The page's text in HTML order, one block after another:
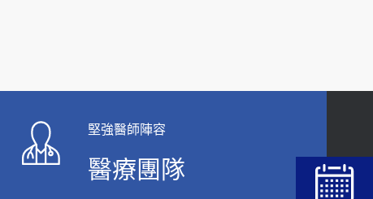
大吃大喝、肥胖害到膽囊！膽結石、膽息肉如何
處理？
堅強醫師陣容
醫療團隊